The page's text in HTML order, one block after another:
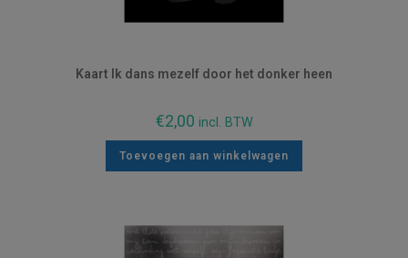
Kaart Ik dans mezelf door het donker heen
€2,00 incl. BTW
Toevoegen aan winkelwagen